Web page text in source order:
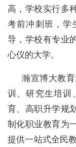
高，学校实行多
考前冲刺班，学
导，学校有专业
心仪的大学。
瀚宣博大教
训、研究生培训
育、高职升学规
制化职业教育为
提供一站式全民